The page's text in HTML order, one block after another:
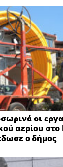
οι
αερίου στο
ο δήμος